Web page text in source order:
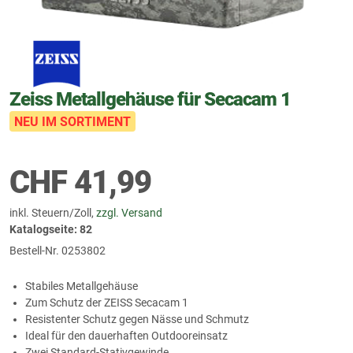
Zeiss Metallgehäuse für Secacam 1
NEU IM SORTIMENT
CHF41,99
inkl. Steuern/Zoll, zzgl. Versand
Katalogseite: 82
Bestell-Nr. 0253802
Stabiles Metallgehäuse
Zum Schutz der ZEISS Secacam 1
Resistenter Schutz gegen Nässe und Schmutz
Ideal für den dauerhaften Outdooreinsatz